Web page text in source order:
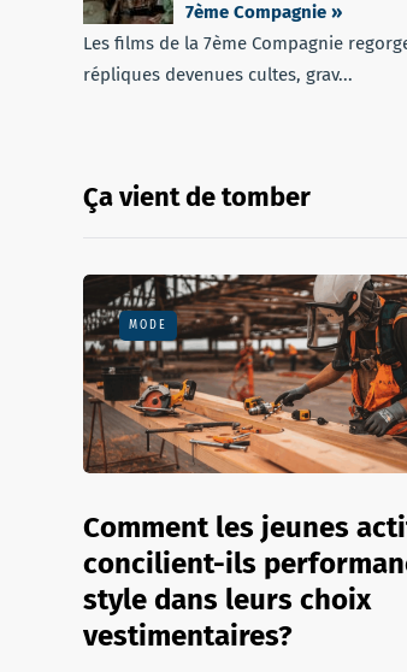
7ème Compagnie »
Les films de la 7ème Compagnie
répliques devenues cultes, grav...
Ça vient de tomber
MODE
Comment les jeunes
concilient-ils
style dans leurs choix
vestimentaires?